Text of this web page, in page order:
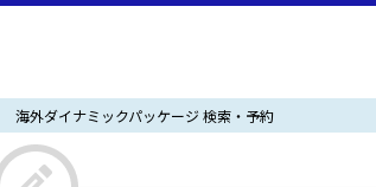
海外ダイナミックパッケージ 検索・予約